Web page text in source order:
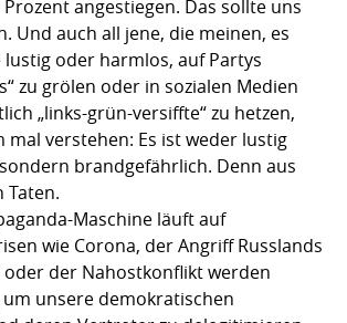
angestiegen. Das sollte uns
Und auch all jene, die meinen, es
oder harmlos, auf Partys
zu grölen oder in sozialen Medien
„links-grün-versiffte“ zu hetzen,
mal verstehen: Es ist weder lustig
brandgefährlich. Denn aus
Taten.
Maschine läuft auf
wie Corona, der Angriff Russlands
der Nahostkonflikt werden
unsere demokratischen